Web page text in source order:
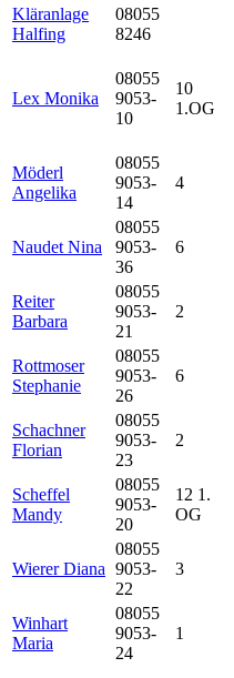
Kläranlage
Halfing
08055
8246
Lex Monika
08055
9053-
10
10
1.OG
Möderl
Angelika
08055
9053-
14
4
Naudet Nina
08055
9053-
36
6
Reiter
Barbara
08055
9053-
21
2
Rottmoser
Stephanie
08055
9053-
26
6
Schachner
Florian
08055
9053-
23
2
Scheffel
Mandy
08055
9053-
20
12 1.
OG
Wierer Diana
08055
9053-
22
3
Winhart
Maria
08055
9053-
24
1